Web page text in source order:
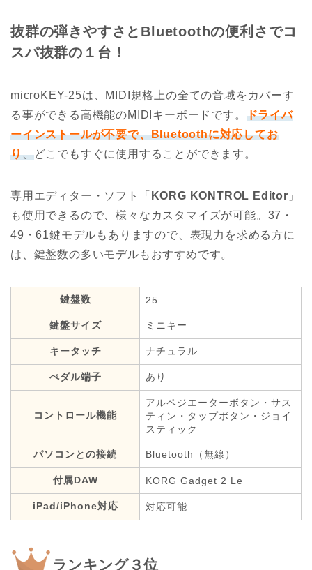
抜群の弾きやすさとBluetoothの便利さでコ
スパ抜群の１台！
microKEY-25は、MIDI規格上の全ての音域をカバーす
る事ができる高機能のMIDIキーボードです。 ドライバ
ーインストールが不要で、Bluetoothに対応してお
り、どこでもすぐに使用することができます。
専用エディター・ソフト「 KORG KONTROL Editor 」
も使用できるので、様々なカスタマイズが可能。37・
49・61鍵モデルもありますので、表現力を求める方に
は、鍵盤数の多いモデルもおすすめです。
鍵盤数 25
鍵盤サイズ ミニキー
キータッチ ナチュラル
ぺダル端子 あり
コントロール機能
アルペジエーターボタン・サス
ティン・タップボタン・ジョイ
スティック
パソコンとの接続 Bluetooth（無線）
付属DAW KORG Gadget 2 Le
iPad/iPhone対応 対応可能
ランキング３位